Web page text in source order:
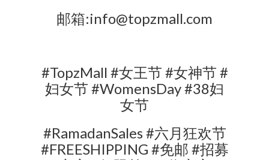
邮箱:info@topzmall.com
#TopzMall #女王节 #女神节 #
妇女节 #WomensDay #38妇
女节
#RamadanSales #六月狂欢节
#FREESHIPPING #免邮 #招募